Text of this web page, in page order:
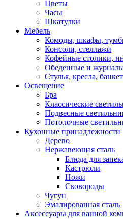
Цветы
Часы
Шкатулки
Мебель
Комоды, шкафы,
Консоли, стеллажи
Кофейные столики,
Обеденные и
Стулья, кресла,
Освещение
Бра
Классические
Подвесные
Потолочные
Кухонные принадлежности
Дерево
Нержавеющая сталь
Блюда для
Кастрюли
Ножи
Сковороды
Чугун
Эмалированная сталь
Аксессуары для ванной